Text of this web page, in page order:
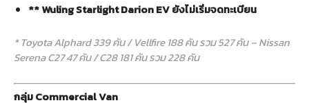
** Wuling Starlight Darion EV ยังไม่เริ่มจดทะเบียน
* Toyota Alphard 339 คัน / Vellfire 188 คัน รวม 527 คัน – Nissan
Serena C27 47 คัน / C28 181 คัน รวม 228 คัน
กลุ่ม Commercial Van